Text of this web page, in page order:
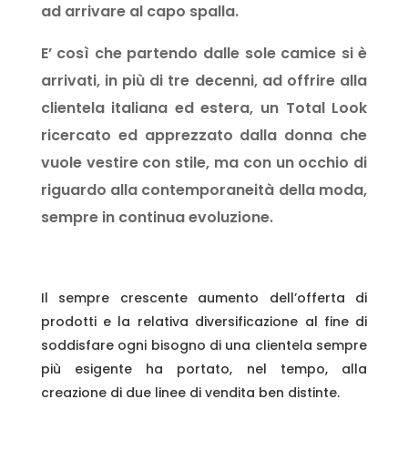
ad arrivare al capo spalla.
E’ così che partendo dalle sole camice si è
arrivati, in più di tre decenni, ad offrire alla
clientela italiana ed estera, un Total Look
ricercato ed apprezzato dalla donna che
vuole vestire con stile, ma con un occhio di
riguardo alla contemporaneità della moda,
sempre in continua evoluzione.
Il sempre crescente aumento dell’offerta di
prodotti e la relativa diversificazione al fine di
soddisfare ogni bisogno di una clientela sempre
più esigente ha portato, nel tempo, alla
creazione di due linee di vendita ben distinte.